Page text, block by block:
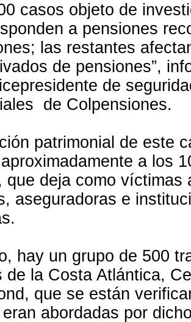
casos objeto de
a pensiones
las restantes
de pensiones”,
de
de Colpensiones.
patrimonial de este
a los
que deja como víctimas
aseguradoras e
hay un grupo de 500
de la Costa Atlántica,
que se están
abordadas por